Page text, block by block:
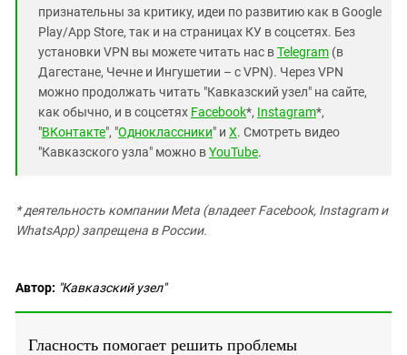
признательны за критику, идеи по развитию как в Google
Play/App Store, так и на страницах КУ в соцсетях. Без
установки VPN вы можете читать нас вTelegram (в
Дагестане, Чечне и Ингушетии – с VPN). Через VPN
можно продолжать читать "Кавказский узел" на сайте,
как обычно, и в соцсетях Facebook*, Instagram*,
"ВКонтакте", "Одноклассники" и X. Смотреть видео
"Кавказского узла" можно вYouTube.
* деятельность компании Meta (владеет Facebook, Instagram и
WhatsApp) запрещена в России.
Автор: "Кавказский узел"
Гласность помогает решить проблемы